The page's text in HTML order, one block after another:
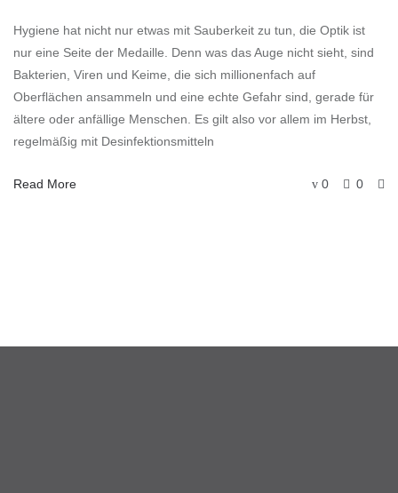
Hygiene hat nicht nur etwas mit Sauberkeit zu tun, die Optik ist
nur eine Seite der Medaille. Denn was das Auge nicht sieht, sind
Bakterien, Viren und Keime, die sich millionenfach auf
Oberflächen ansammeln und eine echte Gefahr sind, gerade für
ältere oder anfällige Menschen. Es gilt also vor allem im Herbst,
regelmäßig mit Desinfektionsmitteln
Read More 0 0